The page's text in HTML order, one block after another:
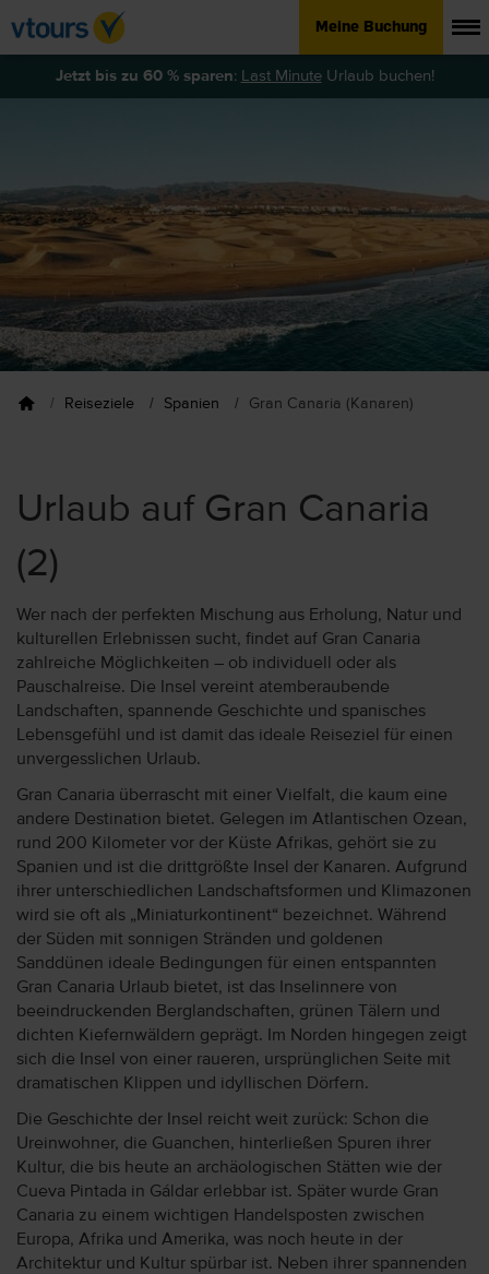
Meine Buchung
Jetzt bis zu 60 % sparen: Last MinuteUrlaub buchen!
Reiseziele Spanien Gran Canaria (Kanaren)
Urlaub auf Gran Canaria
(2)
Wer nach der perfekten Mischung aus Erholung, Natur und
kulturellen Erlebnissen sucht, findet auf Gran Canaria
zahlreiche Möglichkeiten – ob individuell oder als
Pauschalreise. Die Insel vereint atemberaubende
Landschaften, spannende Geschichte und spanisches
Lebensgefühl und ist damit das ideale Reiseziel für einen
unvergesslichen Urlaub.
Gran Canaria überrascht mit einer Vielfalt, die kaum eine
andere Destination bietet. Gelegen im Atlantischen Ozean,
rund 200 Kilometer vor der Küste Afrikas, gehört sie zu
Spanien und ist die drittgrößte Insel der Kanaren. Aufgrund
ihrer unterschiedlichen Landschaftsformen und Klimazonen
wird sie oft als „Miniaturkontinent“ bezeichnet. Während
der Süden mit sonnigen Stränden und goldenen
Sanddünen ideale Bedingungen für einen entspannten
Gran Canaria Urlaub bietet, ist das Inselinnere von
beeindruckenden Berglandschaften, grünen Tälern und
dichten Kiefernwäldern geprägt. Im Norden hingegen zeigt
sich die Insel von einer raueren, ursprünglichen Seite mit
dramatischen Klippen und idyllischen Dörfern.
Die Geschichte der Insel reicht weit zurück: Schon die
Ureinwohner, die Guanchen, hinterließen Spuren ihrer
Kultur, die bis heute an archäologischen Stätten wie der
Cueva Pintada in Gáldar erlebbar ist. Später wurde Gran
Canaria zu einem wichtigen Handelsposten zwischen
Europa, Afrika und Amerika, was noch heute in der
Architektur und Kultur spürbar ist. Neben ihrer spannenden